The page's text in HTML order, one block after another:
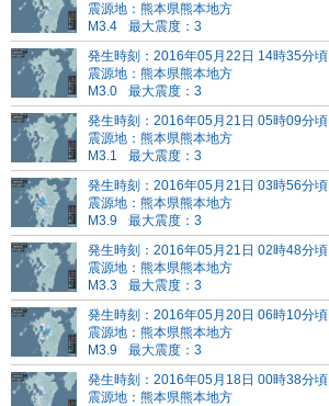
震源地：熊本県熊本地方
M3.4
最大震度：3
発生時刻：2016年05月22日 14時35分頃
震源地：熊本県熊本地方
M3.0
最大震度：3
発生時刻：2016年05月21日 05時09分頃
震源地：熊本県熊本地方
M3.1
最大震度：3
発生時刻：2016年05月21日 03時56分頃
震源地：熊本県熊本地方
M3.9
最大震度：3
発生時刻：2016年05月21日 02時48分頃
震源地：熊本県熊本地方
M3.3
最大震度：3
発生時刻：2016年05月20日 06時10分頃
震源地：熊本県熊本地方
M3.9
最大震度：3
発生時刻：2016年05月18日 00時38分頃
震源地：熊本県熊本地方